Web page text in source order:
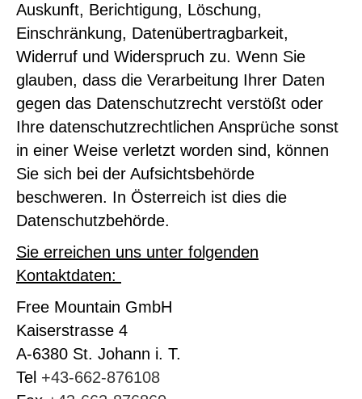
Auskunft, Berichtigung, Löschung,
Einschränkung, Datenübertragbarkeit,
Widerruf und Widerspruch zu. Wenn Sie
glauben, dass die Verarbeitung Ihrer Daten
gegen das Datenschutzrecht verstößt oder
Ihre datenschutzrechtlichen Ansprüche sonst
in einer Weise verletzt worden sind, können
Sie sich bei der Aufsichtsbehörde
beschweren. In Österreich ist dies die
Datenschutzbehörde.
Sie erreichen uns unter folgenden
Kontaktdaten:
Free Mountain GmbH
Kaiserstrasse 4
A-6380 St. Johann i. T.
Tel +43-662-876108